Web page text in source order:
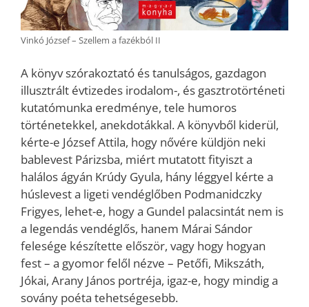
Vinkó József – Szellem a fazékból II
A könyv szórakoztató és tanulságos, gazdagon
illusztrált évtizedes irodalom-, és gasztrotörténeti
kutatómunka eredménye, tele humoros
történetekkel, anekdotákkal. A könyvből kiderül,
kérte-e József Attila, hogy nővére küldjön neki
bablevest Párizsba, miért mutatott fityiszt a
halálos ágyán Krúdy Gyula, hány léggyel kérte a
húslevest a ligeti vendéglőben Podmanidczky
Frigyes, lehet-e, hogy a Gundel palacsintát nem is
a legendás vendéglős, hanem Márai Sándor
felesége készítette először, vagy hogy hogyan
fest – a gyomor felől nézve – Petőfi, Mikszáth,
Jókai, Arany János portréja, igaz-e, hogy mindig a
sovány poéta tehetségesebb.